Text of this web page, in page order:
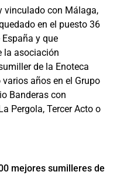
vinculado con Málaga,
en el puesto 36
y que
la asociación
de la Enoteca
años en el Grupo
Banderas con
Pergola, Tercer Acto o
mejores sumilleres de